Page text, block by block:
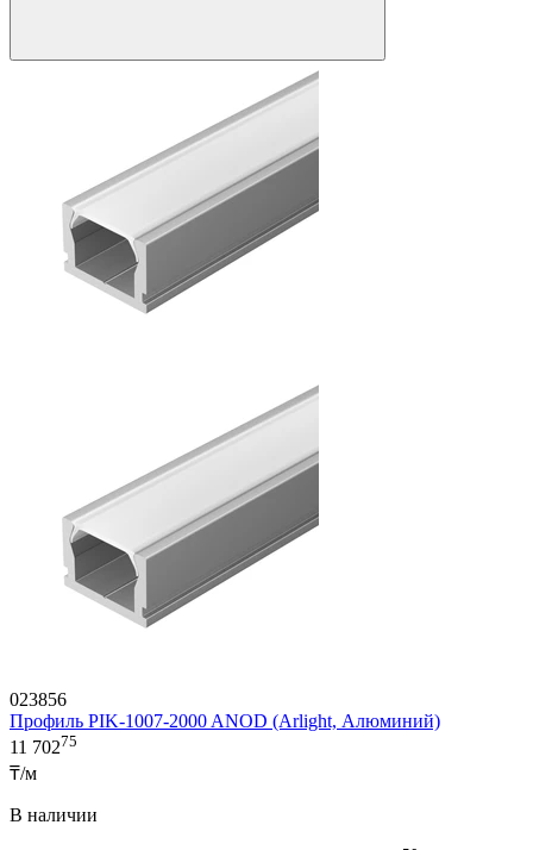
023856
Профиль PIK-1007-2000 ANOD (Arlight, Алюминий)
11 70275
₸/м
В наличии